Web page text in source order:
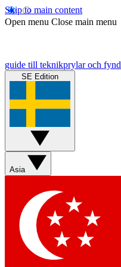
Skip to main content
Open menu Close main menu
guide till teknikprylar och fynd
SE Edition
Asia